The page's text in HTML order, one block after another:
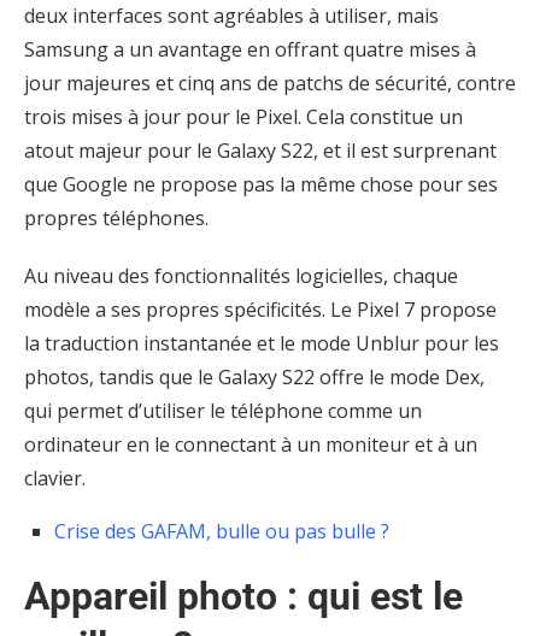
deux interfaces sont agréables à utiliser, mais
Samsung a un avantage en offrant quatre mises à
jour majeures et cinq ans de patchs de sécurité, contre
trois mises à jour pour le Pixel. Cela constitue un
atout majeur pour le Galaxy S22, et il est surprenant
que Google ne propose pas la même chose pour ses
propres téléphones.
Au niveau des fonctionnalités logicielles, chaque
modèle a ses propres spécificités. Le Pixel 7 propose
la traduction instantanée et le mode Unblur pour les
photos, tandis que le Galaxy S22 offre le mode Dex,
qui permet d’utiliser le téléphone comme un
ordinateur en le connectant à un moniteur et à un
clavier.
Crise des GAFAM, bulle ou pas bulle ?
Appareil photo : qui est le